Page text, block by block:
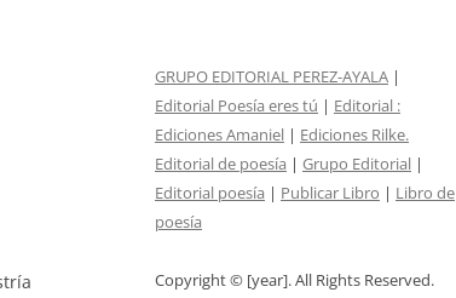
GRUPO EDITORIAL PEREZ-AYALA |
Editorial Poesía eres tú | Editorial :
Ediciones Amaniel | Ediciones Rilke.
Editorial de poesía | Grupo Editorial |
Editorial poesía | Publicar Libro | Libro de
poesía
Copyright © [year]. All Rights Reserved.